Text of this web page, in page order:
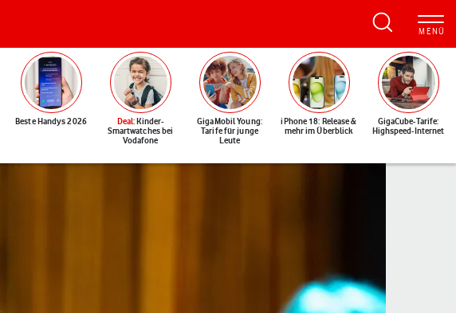
Beste Handys 2026 Deal: Kinder-
Smartwatches bei
Vodafone
GigaMobil Young:
Tarife für junge
Leute
iPhone 18: Release &
mehr im Überblick
GigaCube-Tarife:
Highspeed-Internet